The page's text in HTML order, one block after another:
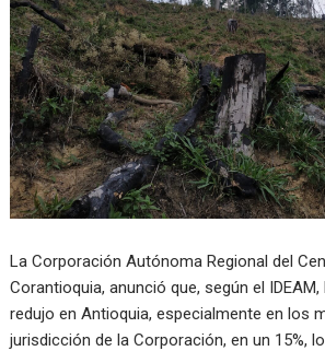
La Corporación Autónoma Regional del
Corantioquia, anunció que, según el
redujo en Antioquia, especialmente en los
jurisdicción de la Corporación, en un 15%,